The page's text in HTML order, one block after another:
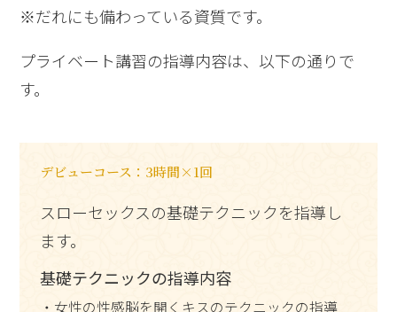
※だれにも備わっている資質です。
プライベート講習の指導内容は、以下の通りで
す。
デビューコース：3時間×1回
スローセックスの基礎テクニックを指導し
ます。
基礎テクニックの指導内容
・女性の性感脳を開くキスのテクニックの指導